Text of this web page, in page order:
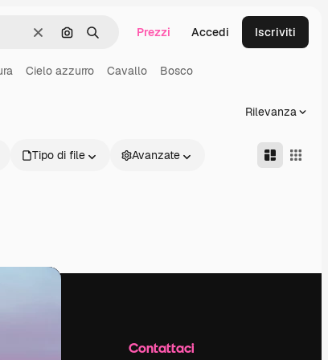
CancellaCerca per immagine
Ricerca Prezzi Accedi Iscriviti
Cielo azzurro Cavallo Bosco
Rilevanza
Tipo di file Avanzate
Contattaci